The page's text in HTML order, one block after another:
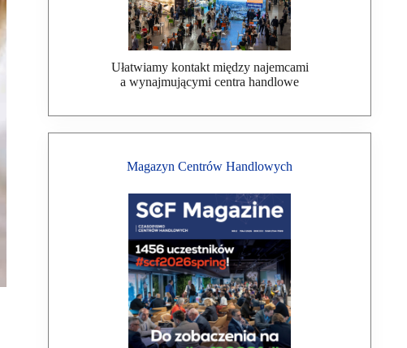
Ułatwiamy kontakt między najemcami
a wynajmującymi centra handlowe
Magazyn Centrów Handlowych